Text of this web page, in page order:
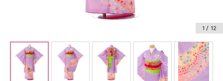
ジュニア着物レンタル
ジュニア洋装レンタル
1 / 12